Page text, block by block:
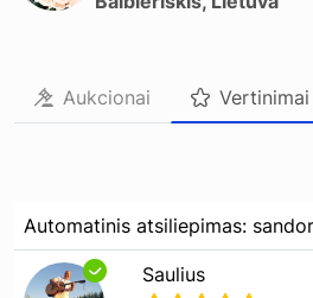
Aukcionai Vertinimai
Automatinis atsiliepimas:
Saulius